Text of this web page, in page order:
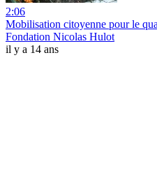
2:06
Mobilisation citoyenne pour le
Fondation Nicolas Hulot
il y a 14 ans